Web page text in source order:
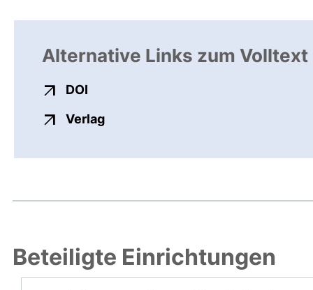
Alternative Links zum Volltext
DOI
Verlagexterner Link, öffnet neues
Beteiligte Einrichtungen